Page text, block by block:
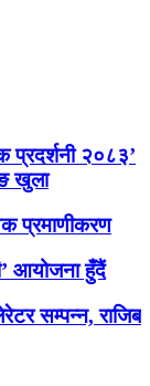
प्रदर्शनी २०८३’
खुला
प्रमाणीकरण
आयोजना हुँदैं
सम्पन्न, राजिब